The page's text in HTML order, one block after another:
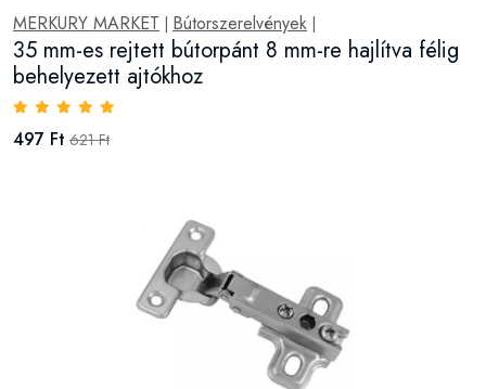
MERKURY MARKET Bútorszerelvények
35 mm-es rejtett bútorpánt 8 mm-re hajlítva félig
behelyezett ajtókhoz
497 Ft 621 Ft